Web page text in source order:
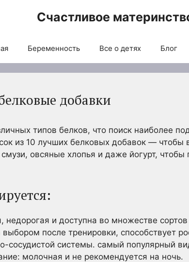
Счастливое
Беременность Все о детях Блог
добавки
типов белков, что поиск наиболее
из 10 лучших белковых добавок —
овсяные хлопья и даже йогурт,
недорогая и доступна во множестве
после тренировки, способствует
сосудистой системы. самый популярный
молочная и не рекомендуется на ночь.